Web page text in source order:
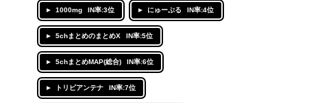
1000mg IN率:3位 にゅーぷる IN率:4位
5chまとめのまとめX IN率:5位
5chまとめMAP(総合) IN率:6位
トリビアンテナ IN率:7位